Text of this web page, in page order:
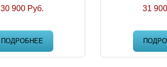
30 900 Руб.
ПОДРОБНЕЕ
31